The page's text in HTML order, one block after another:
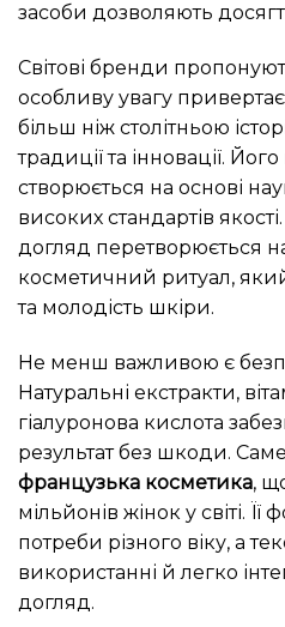
засоби дозволяють
Світові бренди
особливу увагу привертає
більш ніж столітньою
традиції та інновації.
створюється на основі
високих стандартів
догляд перетворюється
косметичний ритуал,
та молодість шкіри.
Не менш важливою є
Натуральні екстракти,
гіалуронова кислота
результат без шкоди.
французька косметика,
мільйонів жінок у світі.
потреби різного віку, а
використанні й легко
догляд.